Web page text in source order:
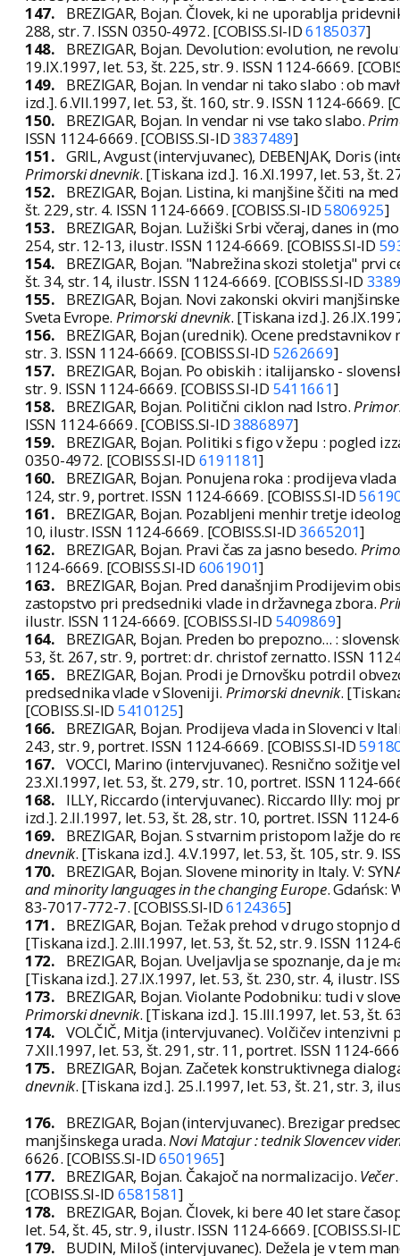
147.
BREZIGAR, Bojan. Človek, ki ne uporablja
288, str. 7. ISSN 0350-4972. [COBISS.SI-ID6185037]
148.
BREZIGAR, Bojan. Devolution: evolution, ne
19.IX.1997, let. 53, št. 225, str. 9. ISSN 1124-6669.
149.
BREZIGAR, Bojan. In vendar ni tako slabo : ob
izd.]. 6.VII.1997, let. 53, št. 160, str. 9. ISSN 1124-6669.
150.
BREZIGAR, Bojan. In vendar ni vse tako slabo.
ISSN 1124-6669. [COBISS.SI-ID3837489]
151. GRIL, Avgust (intervjuvanec), DEBENJAK, Doris
Primorski dnevnik. [Tiskana izd.]. 16.XI.1997, let. 53, št.
152.
BREZIGAR, Bojan. Listina, ki manjšine ščiti na
št. 229, str. 4. ISSN 1124-6669. [COBISS.SI-ID5806925]
153.
BREZIGAR, Bojan. Lužiški Srbi včeraj, danes in
254, str. 12-13, ilustr. ISSN 1124-6669. [COBISS.SI-ID
154.
BREZIGAR, Bojan. "Nabrežina skozi stoletja" prvi
št. 34, str. 14, ilustr. ISSN 1124-6669. [COBISS.SI-ID
155.
BREZIGAR, Bojan. Novi zakonski okviri
Sveta Evrope. Primorski dnevnik. [Tiskana izd.].
156.
BREZIGAR, Bojan (urednik). Ocene
str. 3. ISSN 1124-6669. [COBISS.SI-ID 5262669]
157.
BREZIGAR, Bojan. Po obiskih : italijansko -
str. 9. ISSN 1124-6669. [COBISS.SI-ID 5411661]
158.
BREZIGAR, Bojan. Politični ciklon nad Istro.
ISSN 1124-6669. [COBISS.SI-ID3886897]
159.
BREZIGAR, Bojan. Politiki s figo v žepu : pogled
0350-4972. [COBISS.SI-ID 6191181]
160.
BREZIGAR, Bojan. Ponujena roka : prodijeva
124, str. 9, portret. ISSN 1124-6669. [COBISS.SI-ID
161.
BREZIGAR, Bojan. Pozabljeni menhir tretje
10, ilustr. ISSN 1124-6669. [COBISS.SI-ID3665201]
162.
BREZIGAR, Bojan. Pravi čas za jasno besedo.
1124-6669. [COBISS.SI-ID 6061901]
163.
BREZIGAR, Bojan. Pred današnjim Prodijevim
zastopstvo pri predsedniki vlade in državnega zbora.
ilustr. ISSN 1124-6669. [COBISS.SI-ID 5409869]
164.
BREZIGAR, Bojan. Preden bo prepozno... :
53, št. 267, str. 9, portret: dr. christof zernatto. ISSN
165.
BREZIGAR, Bojan. Prodi je Drnovšku potrdil
predsednika vlade v Sloveniji. Primorski dnevnik.
[COBISS.SI-ID 5410125]
166.
BREZIGAR, Bojan. Prodijeva vlada in Slovenci v
243, str. 9, portret. ISSN 1124-6669. [COBISS.SI-ID
167. VOCCI, Marino (intervjuvanec). Resnično sožitje
23.XI.1997, let. 53, št. 279, str. 10, portret. ISSN 1124-
168.
ILLY, Riccardo (intervjuvanec). Riccardo Illy: moj
izd.]. 2.II.1997, let. 53, št. 28, str. 10, portret. ISSN 1124-
169.
BREZIGAR, Bojan. S stvarnim pristopom lažje
dnevnik. [Tiskana izd.]. 4.V.1997, let. 53, št. 105, str. 9.
170.
BREZIGAR, Bojan. Slovene minority in Italy. V:
and minority languages in the changing Europe. Gdańsk:
83-7017-772-7. [COBISS.SI-ID6124365]
171.
BREZIGAR, Bojan. Težak prehod v drugo
[Tiskana izd.]. 2.III.1997, let. 53, št. 52, str. 9. ISSN 1124-
172.
BREZIGAR, Bojan. Uveljavlja se spoznanje, da je
[Tiskana izd.]. 27.IX.1997, let. 53, št. 230, str. 4, ilustr.
173.
BREZIGAR, Bojan. Violante Podobniku: tudi v
Primorski dnevnik. [Tiskana izd.]. 15.III.1997, let. 53, št.
174. VOLČIČ, Mitja (intervjuvanec). Volčičev
7.XII.1997, let. 53, št. 291, str. 11, portret. ISSN 1124-
175.
BREZIGAR, Bojan. Začetek konstruktivnega
dnevnik. [Tiskana izd.]. 25.I.1997, let. 53, št. 21, str. 3,
176.
BREZIGAR, Bojan (intervjuvanec). Brezigar
manjšinskega urada.Novi Matajur : tednik Slovencev
6626. [COBISS.SI-ID6501965]
177.
BREZIGAR, Bojan. Čakajoč na normalizacijo. Večer
[COBISS.SI-ID 6581581]
178.
BREZIGAR, Bojan. Človek, ki bere 40 let stare
let. 54, št. 45, str. 9, ilustr. ISSN 1124-6669. [COBISS.SI-
179.
BUDIN, Miloš (intervjuvanec). Dežela je v tem